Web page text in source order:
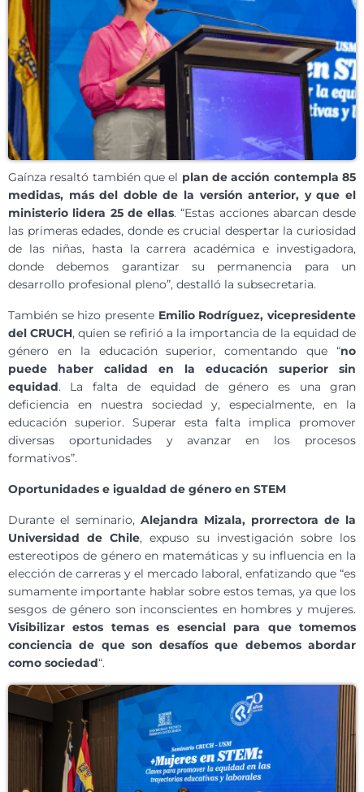
Gaínza resaltó también que el plan de acción contempla 85
medidas, más del doble de la versión anterior, y que el
ministerio lidera 25 de ellas. “Estas acciones abarcan desde
las primeras edades, donde es crucial despertar la curiosidad
de las niñas, hasta la carrera académica e investigadora,
donde debemos garantizar su permanencia para un
desarrollo profesional pleno”, destalló la subsecretaria.
También se hizo presente Emilio Rodríguez, vicepresidente
del CRUCH, quien se refirió a la importancia de la equidad de
género en la educación superior, comentando que “no
puede haber calidad en la educación superior sin
equidad. La falta de equidad de género es una gran
deficiencia en nuestra sociedad y, especialmente, en la
educación superior. Superar esta falta implica promover
diversas oportunidades y avanzar en los procesos
formativos”.
Oportunidades e igualdad de género en STEM
Durante el seminario, Alejandra Mizala, prorrectora de la
Universidad de Chile, expuso su investigación sobre los
estereotipos de género en matemáticas y su influencia en la
elección de carreras y el mercado laboral, enfatizando que “es
sumamente importante hablar sobre estos temas, ya que los
sesgos de género son inconscientes en hombres y mujeres.
Visibilizar estos temas es esencial para que tomemos
conciencia de que son desafíos que debemos abordar
como sociedad“.